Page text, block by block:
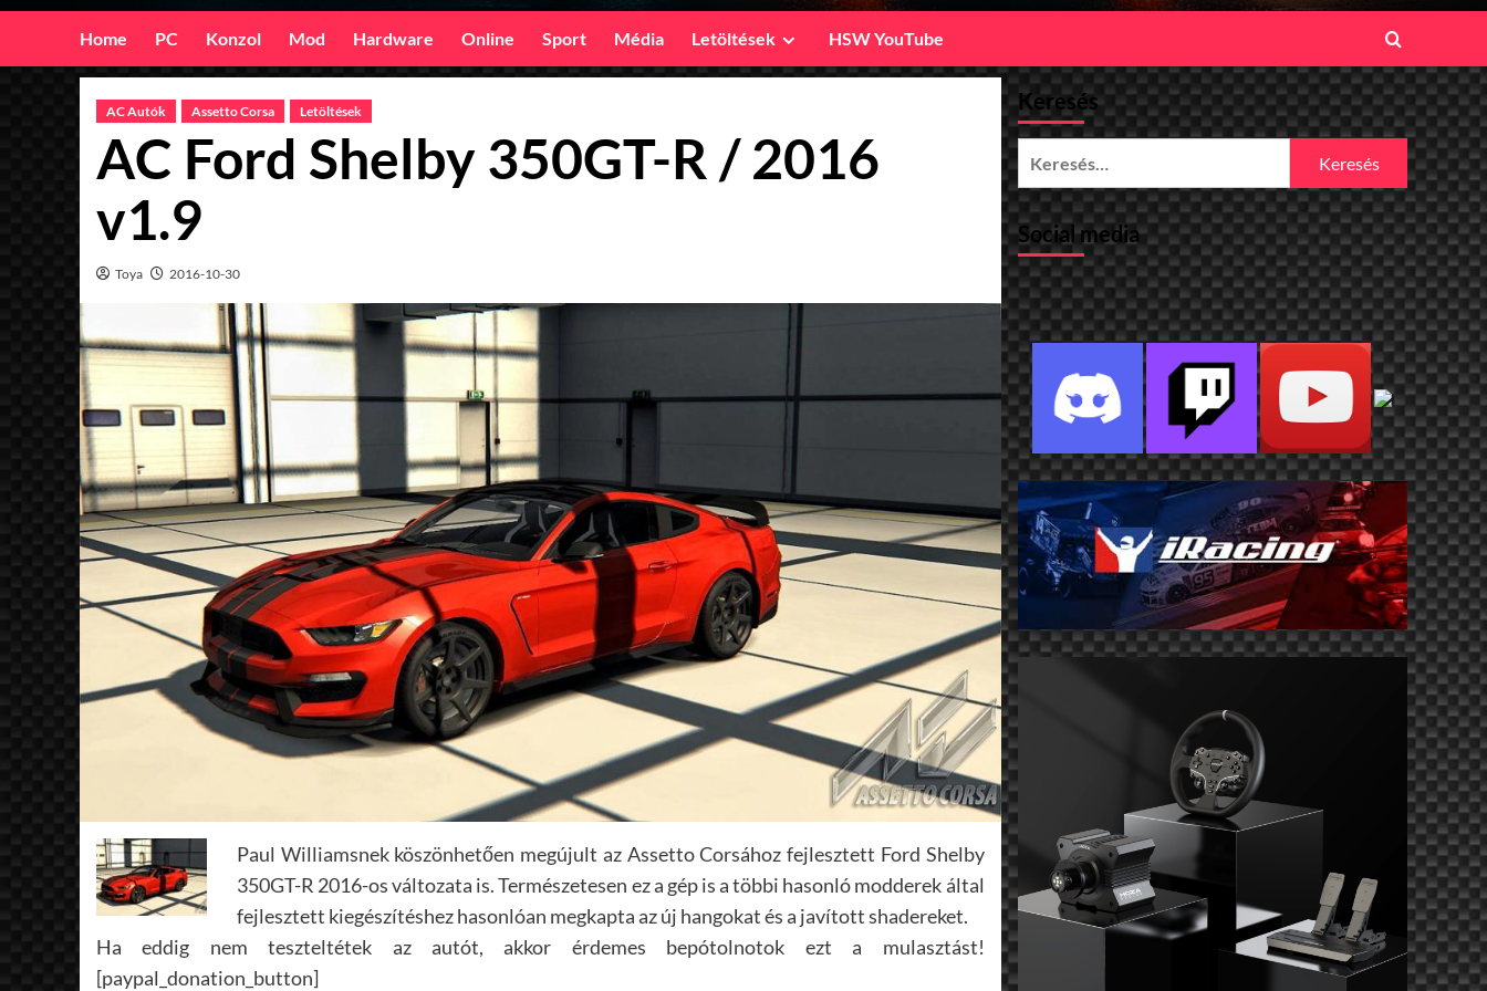
Home PC Konzol Mod Hardware Online Sport Média Letöltések HSW YouTube
AC Autók Assetto Corsa Letöltések
AC Ford Shelby 350GT-R / 2016
v1.9
Toya 2016-10-30
Paul Williamsnek köszönhetően megújult az Assetto Corsához fejlesztett Ford Shelby
350GT-R 2016-os változata is. Természetesen ez a gép is a többi hasonló modderek által
fejlesztett kiegészítéshez hasonlóan megkapta az új hangokat és a javított shadereket.
Ha eddig nem teszteltétek az autót, akkor érdemes bepótolnotok ezt a mulasztást!
[paypal_donation_button]
Keresés
Keresés:
Social media